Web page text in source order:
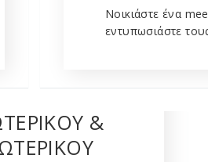
Νοικιάστε ένα
εντυπωσιάστε
&